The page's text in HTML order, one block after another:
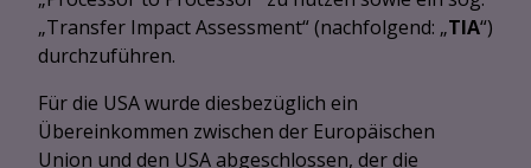
„Transfer Impact Assessment“ (nachfolgend: „TIA“)
durchzuführen.
Für die USA wurde diesbezüglich ein
Übereinkommen zwischen der Europäischen
Union und den USA abgeschlossen, der die